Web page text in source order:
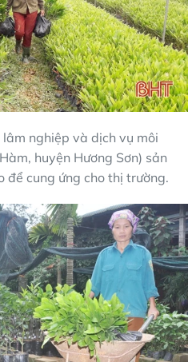
nghiệp và dịch vụ môi
huyện Hương Sơn) sản
cung ứng cho thị trường.